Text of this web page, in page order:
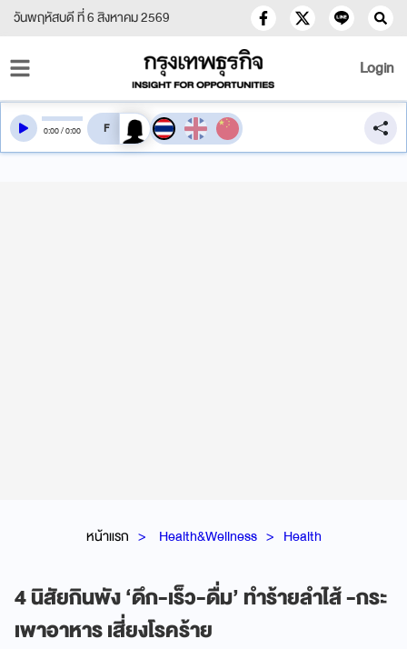
วันพฤหัสบดี ที่ 6 สิงหาคม 2569
Login
หน้าแรก Health&Wellness Health
4 นิสัยกินพัง ‘ดึก-เร็ว-ดื่ม’ ทำร้ายลำไส้ -กระ
เพาอาหาร เสี่ยงโรคร้าย
0:00/0:00 สลับเสียงอ่าน